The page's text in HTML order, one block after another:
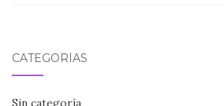
CATEGORÍAS
Sin categoría